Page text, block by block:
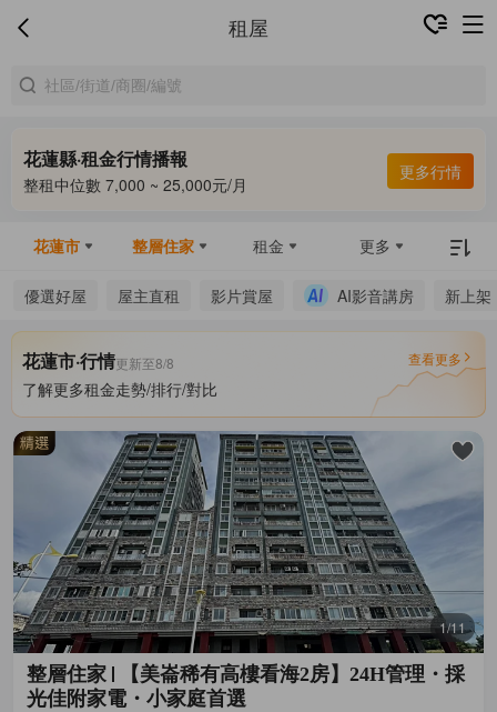
租屋
花蓮縣·租金行情播報
整租中位數 7,000 ~ 25,000元/月
更多行情
花蓮市 整層住家 租金 更多
優選好屋 屋主直租 影片賞屋 AI影音講房 新上架
花蓮市·行情更新至8/8 查看更多
了解更多租金走勢/排行/對比
1/11
整層住家
【美崙稀有高樓看海2房】24H管理・採
光佳附家電・小家庭首選